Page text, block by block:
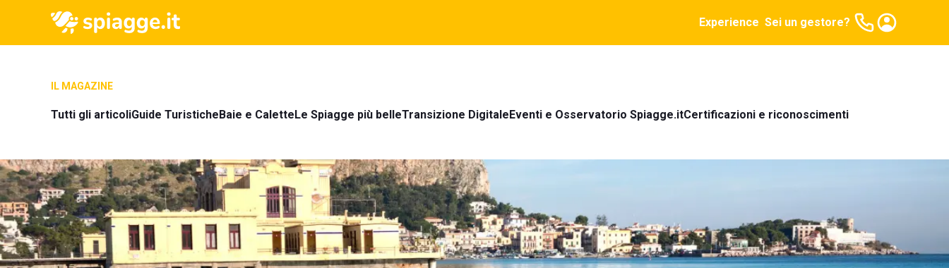
Experience Sei un gestore?
IL MAGAZINE
Tutti gli articoliGuide TuristicheBaie e CaletteLe Spiagge più belleTransizione DigitaleEventi e Osservatorio Spiagge.itCertificazioni e riconoscimenti